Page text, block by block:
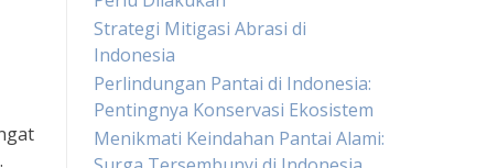
Strategi Mitigasi Abrasi di
Indonesia
Perlindungan Pantai di Indonesia:
Pentingnya Konservasi Ekosistem
Menikmati Keindahan Pantai Alami: